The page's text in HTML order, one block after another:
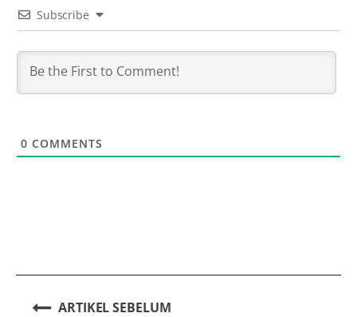
Subscribe
0 COMMENTS
ARTIKEL SEBELUM